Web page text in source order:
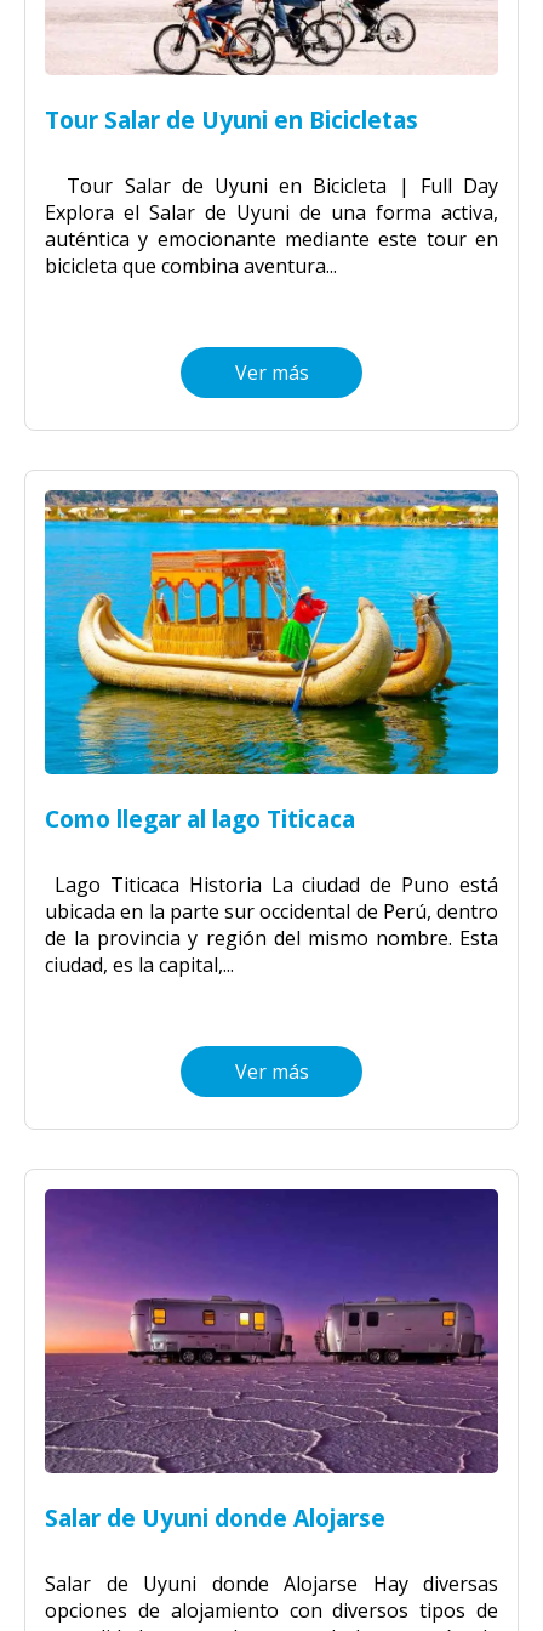
Tour Salar de Uyuni en Bicicletas
Tour Salar de Uyuni en Bicicleta | Full Day
Explora el Salar de Uyuni de una forma activa,
auténtica y emocionante mediante este tour en
bicicleta que combina aventura...
Ver más
Como llegar al lago Titicaca
Lago Titicaca Historia La ciudad de Puno está
ubicada en la parte sur occidental de Perú, dentro
de la provincia y región del mismo nombre. Esta
ciudad, es la capital,...
Ver más
Salar de Uyuni donde Alojarse
Salar de Uyuni donde Alojarse Hay diversas
opciones de alojamiento con diversos tipos de